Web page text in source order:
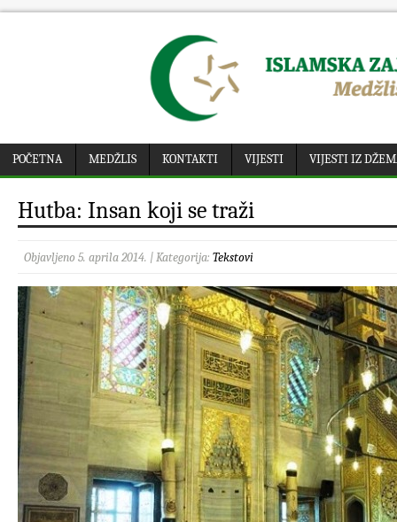
POČETNA MEDŽLIS KONTAKTI VIJESTI VIJESTI IZ
Hutba: Insan koji se traži
Objavljeno 5. aprila 2014. | Kategorija: Tekstovi